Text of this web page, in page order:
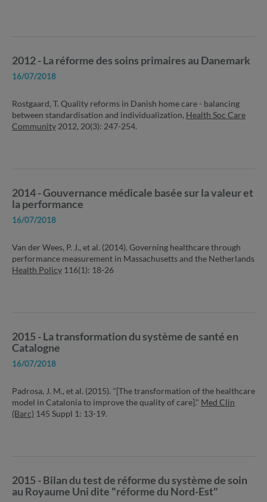
2012 - La réforme des soins primaires au Danemark
16/07/2018
Rostgaard, T. Quality reforms in Danish home care - balancing
between standardisation and individualization, Health Soc Care
Community 2012, 20(3): 247-254.
2014 - Gouvernance médicale basée sur la valeur et
la performance
16/07/2018
Van der Wees, P. J., et al. (2014). Governing healthcare through
performance measurement in Massachusetts and the Netherlands
Health Policy 116(1): 18-26
2015 - La transformation du système de santé en
Catalogne
16/07/2018
Padrosa, J. M., et al. (2015). "[The transformation of the healthcare
model in Catalonia to improve the quality of care]." Med Clin
(Barc) 145 Suppl 1: 13-19.
2015 - Bilan du test de réforme du système de soin
au Royaume Uni dite "réforme du Nord-Est"